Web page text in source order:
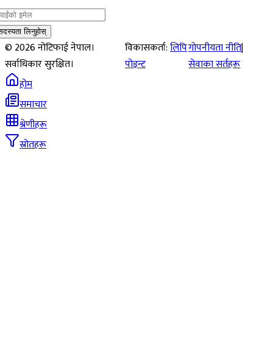
लिनुहोस्
©2026नोटिफाई नेपाल।
सर्वाधिकार सुरक्षित।
विकासकर्ता:लिपि
पोइन्ट
गोपनीयता नीति|
सेवाका सर्तहरू
होम
समाचार
श्रेणीहरू
स्रोतहरू